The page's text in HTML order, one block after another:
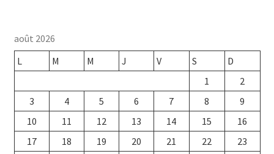
août 2026
L
M M J V S
D
1
2
3
4 5 6 7 8
9
10
11 12 13 14 15
16
17
18 19 20 21 22
23